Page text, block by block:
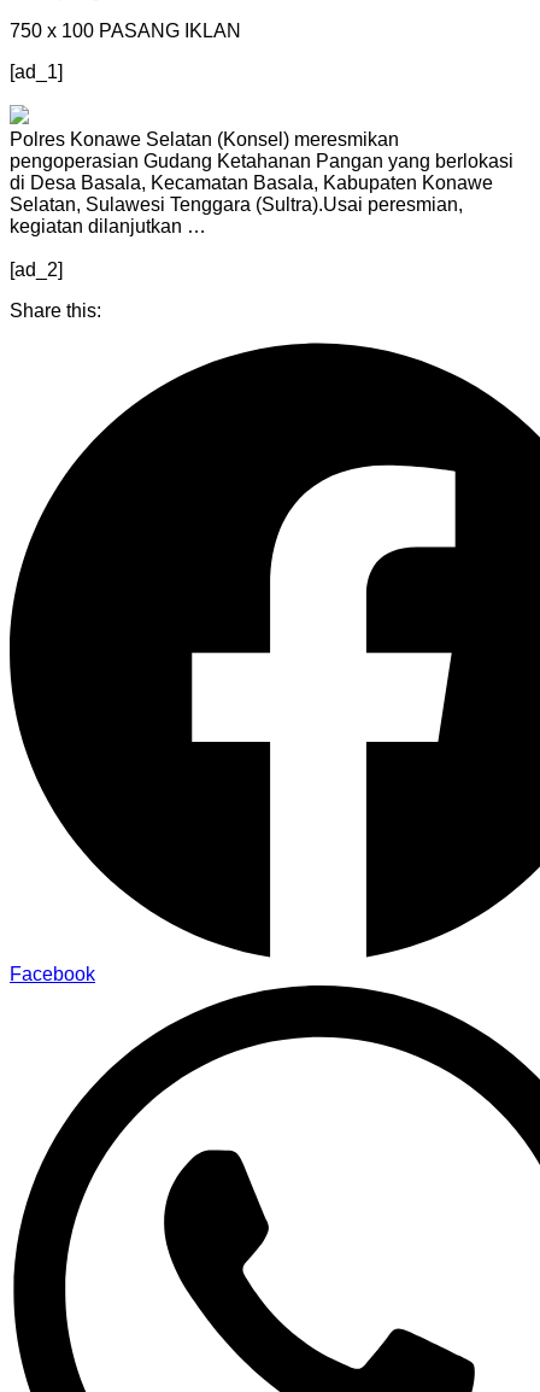
750 x 100 PASANG IKLAN
[ad_1]
Polres Konawe Selatan (Konsel) meresmikan
pengoperasian Gudang Ketahanan Pangan yang berlokasi
di Desa Basala, Kecamatan Basala, Kabupaten Konawe
Selatan, Sulawesi Tenggara (Sultra).Usai peresmian,
kegiatan dilanjutkan …
[ad_2]
Share this:
Facebook